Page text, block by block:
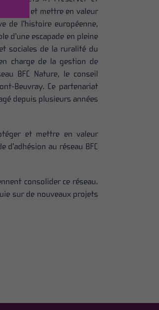
étudier et mettre en valeur
de l’histoire européenne,
d’une escapade en pleine
sociales de la ruralité du
charge de la gestion de
BFC Nature, le conseil
Beuvray. Ce partenariat
depuis plusieurs années
et mettre en valeur
au réseau BFC
consolider ce réseau.
sur de nouveaux projets